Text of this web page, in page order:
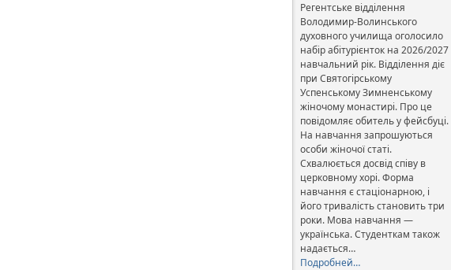
Регентське відділення
Володимир-Волинського
духовного училища оголосило
набір абітурієнток на 2026/2027
навчальний рік. Відділення діє
при Святогірському
Успенському Зимненському
жіночому монастирі. Про це
повідомляє обитель у фейсбуці.
На навчання запрошуються
особи жіночої статі.
Схвалюється досвід співу в
церковному хорі. Форма
навчання є стаціонарною, і
його тривалість становить три
роки. Мова навчання —
українська. Студенткам також
надається…
Подробней…